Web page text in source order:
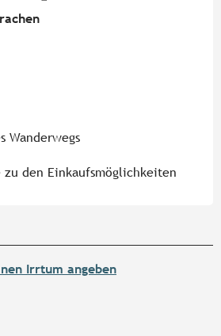
Wanderwegs
zu den Einkaufsmöglichkeiten
Irrtum angeben